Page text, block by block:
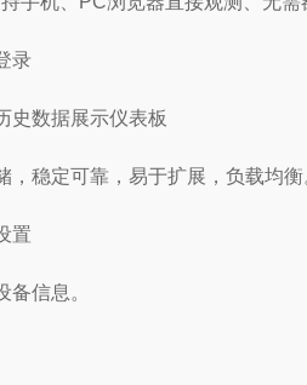
录
史数据展示仪表板
，稳定可靠，易于扩展，负载均衡
置
信息。